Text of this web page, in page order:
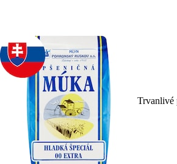
Trvanlivé